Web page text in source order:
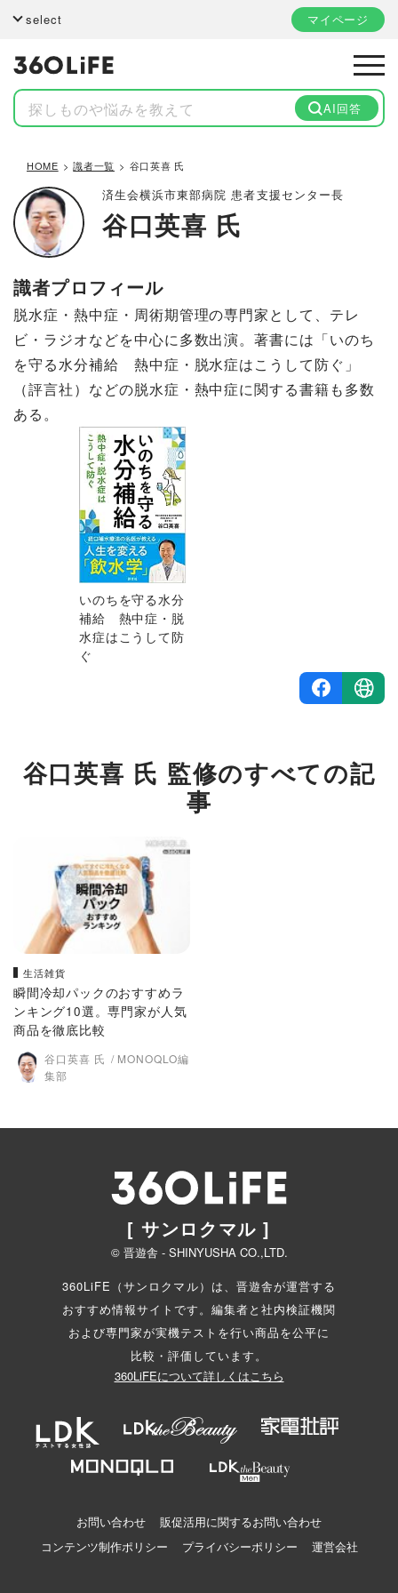
select マイページ
AI回答
HOME 識者一覧 谷口英喜 氏
済生会横浜市東部病院 患者支援センター長
谷口英喜 氏
識者プロフィール
脱水症・熱中症・周術期管理の専門家として、テレ
ビ・ラジオなどを中心に多数出演。著書には「いのち
を守る水分補給 熱中症・脱水症はこうして防ぐ」
（評言社）などの脱水症・熱中症に関する書籍も多数
ある。
いのちを守る水分
補給 熱中症・脱
水症はこうして防
ぐ
谷口英喜 氏 監修のすべての記
事
生活雑貨
瞬間冷却パックのおすすめラ
ンキング10選。専門家が人気
商品を徹底比較
谷口英喜 氏
MONOQLO編
集部
[ サンロクマル ]
© 晋遊舎 - SHINYUSHA CO.,LTD.
360LiFE（サンロクマル）は、晋遊舎が運営する
おすすめ情報サイトです。編集者と社内検証機関
および専門家が実機テストを行い商品を公平に
比較・評価しています。
360LiFEについて詳しくはこちら
お問い合わせ
販促活用に関するお問い合わせ
コンテンツ制作ポリシー
プライバシーポリシー 運営会社